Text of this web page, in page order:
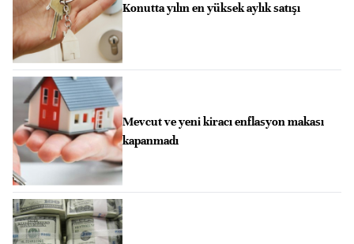
Konutta yılın en yüksek aylık satışı
Mevcut ve yeni kiracı enflasyon makası
kapanmadı